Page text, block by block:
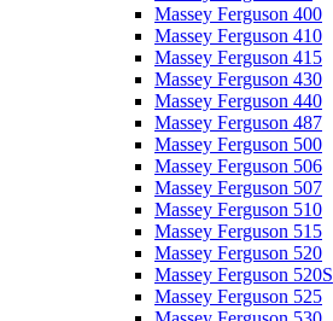
Massey Ferguson 400
Massey Ferguson 410
Massey Ferguson 415
Massey Ferguson 430
Massey Ferguson 440
Massey Ferguson 487
Massey Ferguson 500
Massey Ferguson 506
Massey Ferguson 507
Massey Ferguson 510
Massey Ferguson 515
Massey Ferguson 520
Massey Ferguson 520S
Massey Ferguson 525